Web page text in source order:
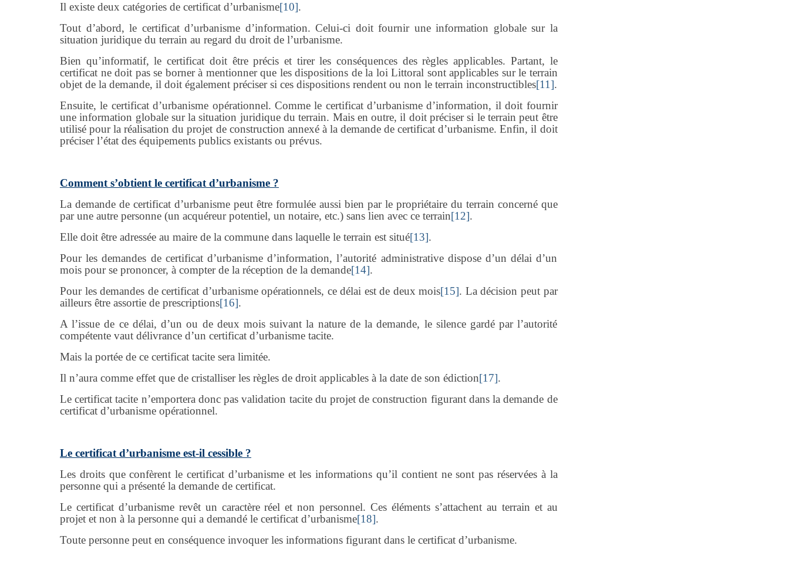
Il existe deux catégories de certificat d’urbanisme[10].
Tout d’abord, le certificat d’urbanisme d’information. Celui-ci doit fournir une information globale sur la
situation juridique du terrain au regard du droit de l’urbanisme.
Bien qu’informatif, le certificat doit être précis et tirer les conséquences des règles applicables. Partant, le
certificat ne doit pas se borner à mentionner que les dispositions de la loi Littoral sont applicables sur le terrain
objet de la demande, il doit également préciser si ces dispositions rendent ou non le terrain inconstructibles[11].
Ensuite, le certificat d’urbanisme opérationnel. Comme le certificat d’urbanisme d’information, il doit fournir
une information globale sur la situation juridique du terrain. Mais en outre, il doit préciser si le terrain peut être
utilisé pour la réalisation du projet de construction annexé à la demande de certificat d’urbanisme. Enfin, il doit
préciser l’état des équipements publics existants ou prévus.
Comment s’obtient le certificat d’urbanisme ?
La demande de certificat d’urbanisme peut être formulée aussi bien par le propriétaire du terrain concerné que
par une autre personne (un acquéreur potentiel, un notaire, etc.) sans lien avec ce terrain[12].
Elle doit être adressée au maire de la commune dans laquelle le terrain est situé[13].
Pour les demandes de certificat d’urbanisme d’information, l’autorité administrative dispose d’un délai d’un
mois pour se prononcer, à compter de la réception de la demande[14].
Pour les demandes de certificat d’urbanisme opérationnels, ce délai est de deux mois[15]. La décision peut par
ailleurs être assortie de prescriptions[16].
A l’issue de ce délai, d’un ou de deux mois suivant la nature de la demande, le silence gardé par l’autorité
compétente vaut délivrance d’un certificat d’urbanisme tacite.
Mais la portée de ce certificat tacite sera limitée.
Il n’aura comme effet que de cristalliser les règles de droit applicables à la date de son édiction[17].
Le certificat tacite n’emportera donc pas validation tacite du projet de construction figurant dans la demande de
certificat d’urbanisme opérationnel.
Le certificat d’urbanisme est-il cessible ?
Les droits que confèrent le certificat d’urbanisme et les informations qu’il contient ne sont pas réservées à la
personne qui a présenté la demande de certificat.
Le certificat d’urbanisme revêt un caractère réel et non personnel. Ces éléments s’attachent au terrain et au
projet et non à la personne qui a demandé le certificat d’urbanisme[18].
Toute personne peut en conséquence invoquer les informations figurant dans le certificat d’urbanisme.